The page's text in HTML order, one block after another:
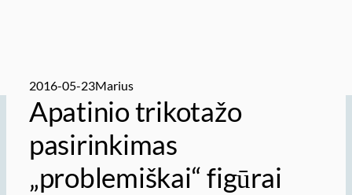
2016-05-23Marius
Apatinio trikotažo
pasirinkimas
„problemiškai“ figūrai